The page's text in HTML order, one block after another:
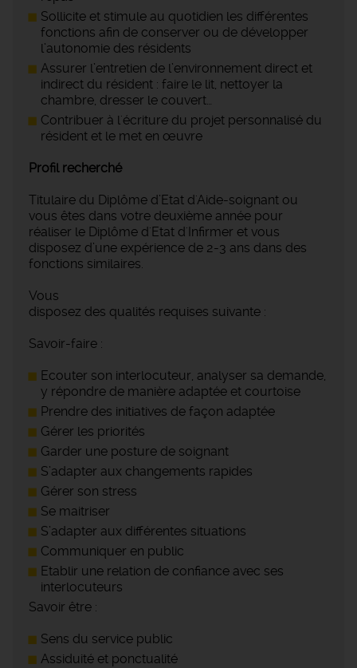
Sollicite et stimule au quotidien les différentes
fonctions afin de conserver ou de développer
l’autonomie des résidents
Assurer l’entretien de l’environnement direct et
indirect du résident : faire le lit, nettoyer la
chambre, dresser le couvert…
Contribuer à l'écriture du projet personnalisé du
résident et le met en œuvre
Profil recherché
Titulaire du Diplôme d’Etat d'Aide-soignant ou
vous êtes dans votre deuxième année pour
réaliser le Diplôme d'Etat d'Infirmer et vous
disposez d’une expérience de 2-3 ans dans des
fonctions similaires.
Vous
disposez des qualités requises suivante :
Savoir-faire :
Ecouter son interlocuteur, analyser sa demande,
y répondre de manière adaptée et courtoise
Prendre des initiatives de façon adaptée
Gérer les priorités
Garder une posture de soignant
S’adapter aux changements rapides
Gérer son stress
Se maitriser
S’adapter aux différentes situations
Communiquer en public
Etablir une relation de confiance avec ses
interlocuteurs
Savoir être :
Sens du service public
Assiduité et ponctualité